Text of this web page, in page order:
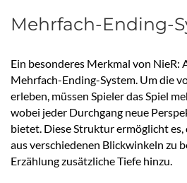
Mehrfach-Ending-
Ein besonderes Merkmal von NieR:
Mehrfach-Ending-System. Um die
erleben, müssen Spieler das Spiel
wobei jeder Durchgang neue
bietet. Diese Struktur ermöglicht
aus verschiedenen Blickwinkeln zu
Erzählung zusätzliche Tiefe hinzu.